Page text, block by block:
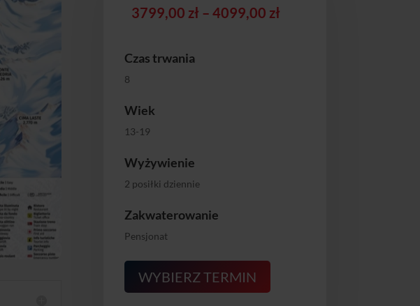
3799,00 zł – 4099,00 złZakres
Czas trwania
8
Wiek
13-19
Wyżywienie
2 posiłki dziennie
Zakwaterowanie
Pensjonat
WYBIERZ TERMIN